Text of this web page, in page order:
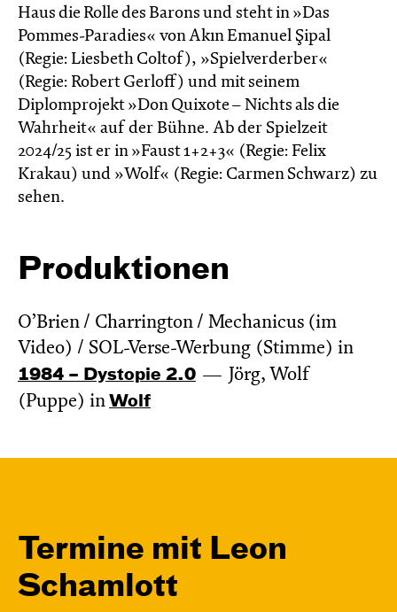
Haus die Rolle des Barons und steht in »Das
Pommes-Paradies« von Akın Emanuel Şipal
(Regie: Liesbeth Coltof), »Spielverderber«
(Regie: Robert Gerloff) und mit seinem
Diplomprojekt »Don Quixote – Nichts als die
Wahrheit« auf der Bühne. Ab der Spielzeit
2024/25 ist er in »Faust 1+2+3« (Regie: Felix
Krakau) und »Wolf« (Regie: Carmen Schwarz) zu
sehen.
Produktionen
O’Brien / Charrington / Mechanicus (im
Video) / SOL-Verse-Werbung (Stimme) in
1984 – Dystopie 2.0
Jörg, Wolf
(Puppe) in Wolf
Termine mit Leon
Schamlott